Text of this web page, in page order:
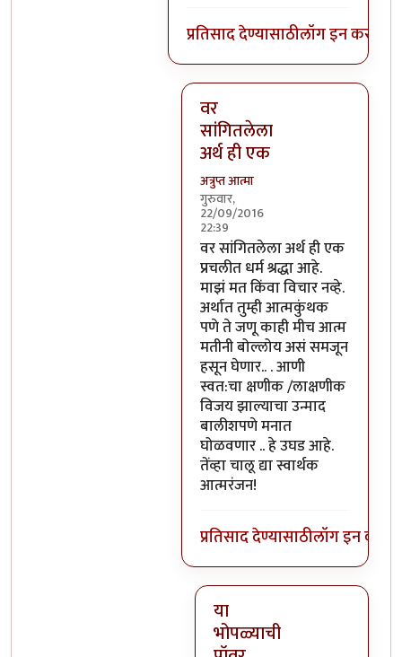
प्रतिसाद देण्यासाठीलॉग इन करा
वर
सांगितलेला
अर्थ ही एक
अत्रुप्त आत्मा
गुरुवार,
22/09/2016
22:39
In reply toआजच्या भाषेत सांगायचं
वर सांगितलेला अर्थ ही एक
प्रचलीत धर्म श्रद्धा आहे.
माझं मत किंवा विचार नव्हे.
अर्थात तुम्ही आत्मकुंथक
पणे ते जणू काही मीच आत्म
मतीनी बोल्लोय असं समजून
हसून घेणार.. . आणी
स्वत:चा क्षणीक /लाक्षणीक
विजय झाल्याचा उन्माद
बालीशपणे मनात
घोळवणार .. हे उघड आहे.
तेंव्हा चालू द्या स्वार्थक
आत्मरंजन!
प्रतिसाद देण्यासाठीलॉग इन करा
या
भोपळ्याची